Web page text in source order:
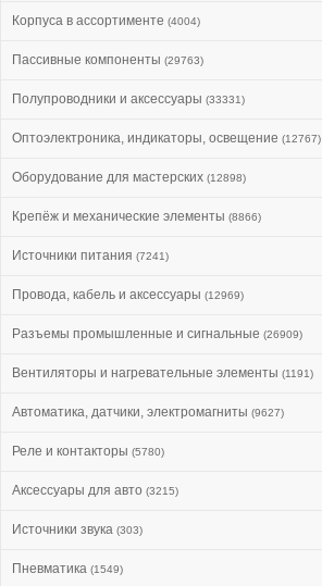
Корпуса в ассортименте (4004)
Пассивные компоненты (29763)
Полупроводники и аксессуары (33331)
Оптоэлектроника, индикаторы, освещение (12767)
Оборудование для мастерских (12898)
Крепёж и механические элементы (8866)
Источники питания (7241)
Провода, кабель и аксессуары (12969)
Разъемы промышленные и сигнальные (26909)
Вентиляторы и нагревательные элементы (1191)
Автоматика, датчики, электромагниты (9627)
Реле и контакторы (5780)
Аксессуары для авто (3215)
Источники звука (303)
Пневматика (1549)